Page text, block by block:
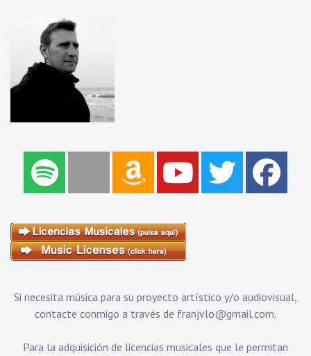
Si necesita música para su proyecto artístico y/o audiovisual,
contacte conmigo a través de franjvlo@gmail.com.
Para la adquisición de licencias musicales que le permitan